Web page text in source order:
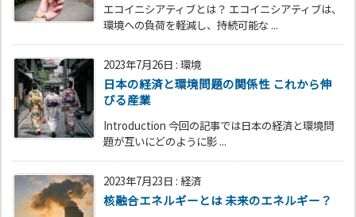
エコイニシアティブとは？ エコイニシアティブは、
環境への負荷を軽減し、持続可能な ...
2023年7月26日 : 環境
日本の経済と環境問題の関係性 これから伸
びる産業
Introduction 今回の記事では日本の経済と環境問
題が互いにどのように影 ...
2023年7月23日 : 経済
核融合エネルギーとは 未来のエネルギー？